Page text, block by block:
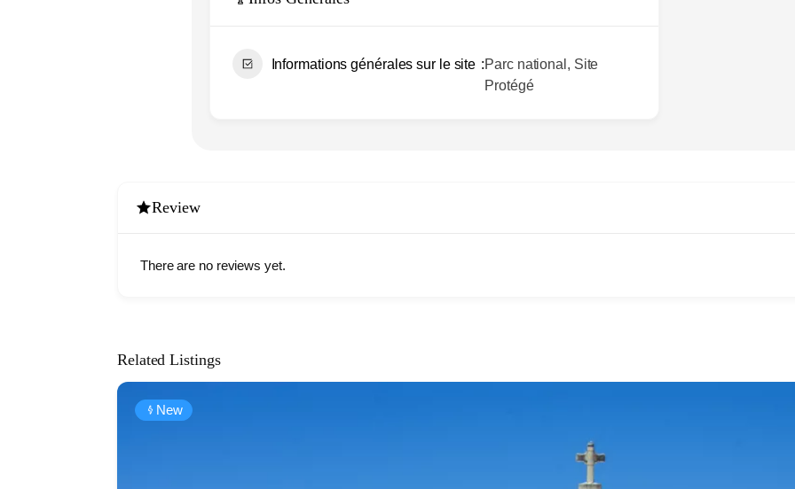
Informations générales sur le site
Parc national, Site
Protégé
Review
There are no reviews yet.
Related Listings
New